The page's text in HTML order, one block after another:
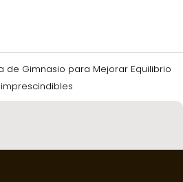
de Gimnasio para Mejorar Equilibrio